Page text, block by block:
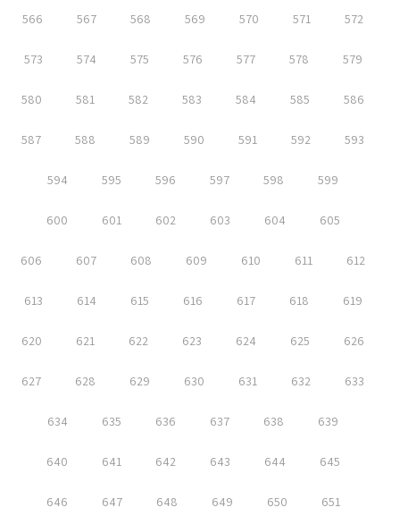
566 567 568 569 570 571 572
573 574 575 576 577 578 579
580 581 582 583 584 585 586
587 588 589 590 591 592 593
594 595 596 597 598 599
600 601 602 603 604 605
606 607 608 609 610 611 612
613 614 615 616 617 618 619
620 621 622 623 624 625 626
627 628 629 630 631 632 633
634 635 636 637 638 639
640 641 642 643 644 645
646 647 648 649 650 651